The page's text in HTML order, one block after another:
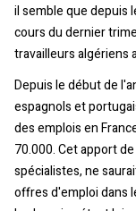
il semble que depuis
cours du dernier
travailleurs algériens
Depuis le début de
espagnols et
des emplois en
70.000. Cet apport
spécialistes, ne
offres d'emploi dans